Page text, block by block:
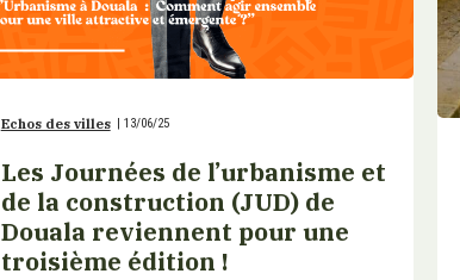
Echos des villes 13/06/25
Les Journées de l’urbanisme et
de la construction (JUD) de
Douala reviennent pour une
troisième édition !